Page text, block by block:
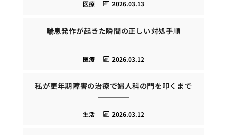
2026.03.13
医療
喘息発作が起きた瞬間の正しい対処手順
2026.03.12
医療
私が更年期障害の治療で婦人科の門を叩くまで
2026.03.12
生活